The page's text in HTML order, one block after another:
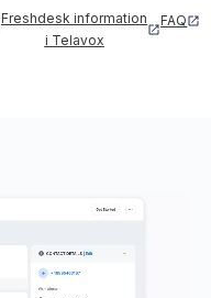
Freshdesk information
i Telavox
FAQ